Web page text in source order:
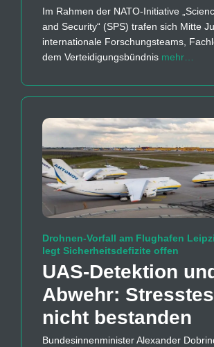
Im Rahmen der NATO-Initiative
and Security“ (SPS) trafen sich Mitte
internationale Forschungsteams,
dem Verteidigungsbündnis mehr…
Drohnen-Vorfall am Flughafen
legt Sicherheitsdefizite offen
UAS-Detektion
Abwehr:
nicht bestanden
Bundesinnenminister Alexander